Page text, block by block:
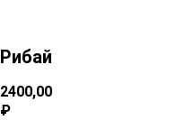
Рибай
2400,00
₽